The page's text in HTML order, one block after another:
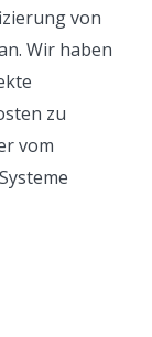
von
Wir haben
zu
vom